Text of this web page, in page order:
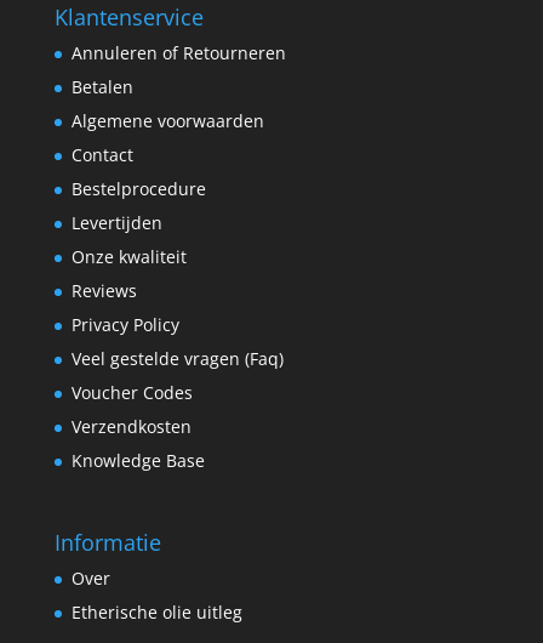
Klantenservice
Annuleren of Retourneren
Betalen
Algemene voorwaarden
Contact
Bestelprocedure
Levertijden
Onze kwaliteit
Reviews
Privacy Policy
Veel gestelde vragen (Faq)
Voucher Codes
Verzendkosten
Knowledge Base
Informatie
Over
Etherische olie uitleg